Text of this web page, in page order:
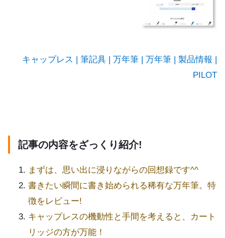
キャップレス | 筆記具 | 万年筆 | 万年筆 | 製品情報 |
PILOT
記事の内容をざっくり紹介!
まずは、思い出に浸りながらの回想録です^^
書きたい瞬間に書き始められる稀有な万年筆。特
徴をレビュー!
キャップレスの機動性と手間を考えると、カート
リッジの方が万能！